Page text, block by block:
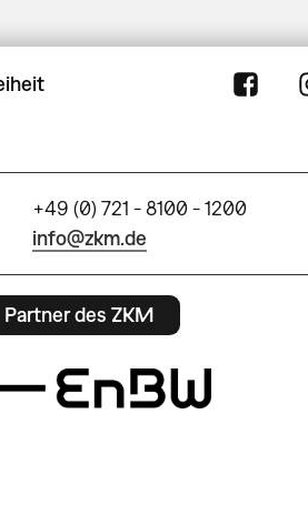
+49 (0) 721 - 8100 - 1200
info@zkm.de
Partner des ZKM